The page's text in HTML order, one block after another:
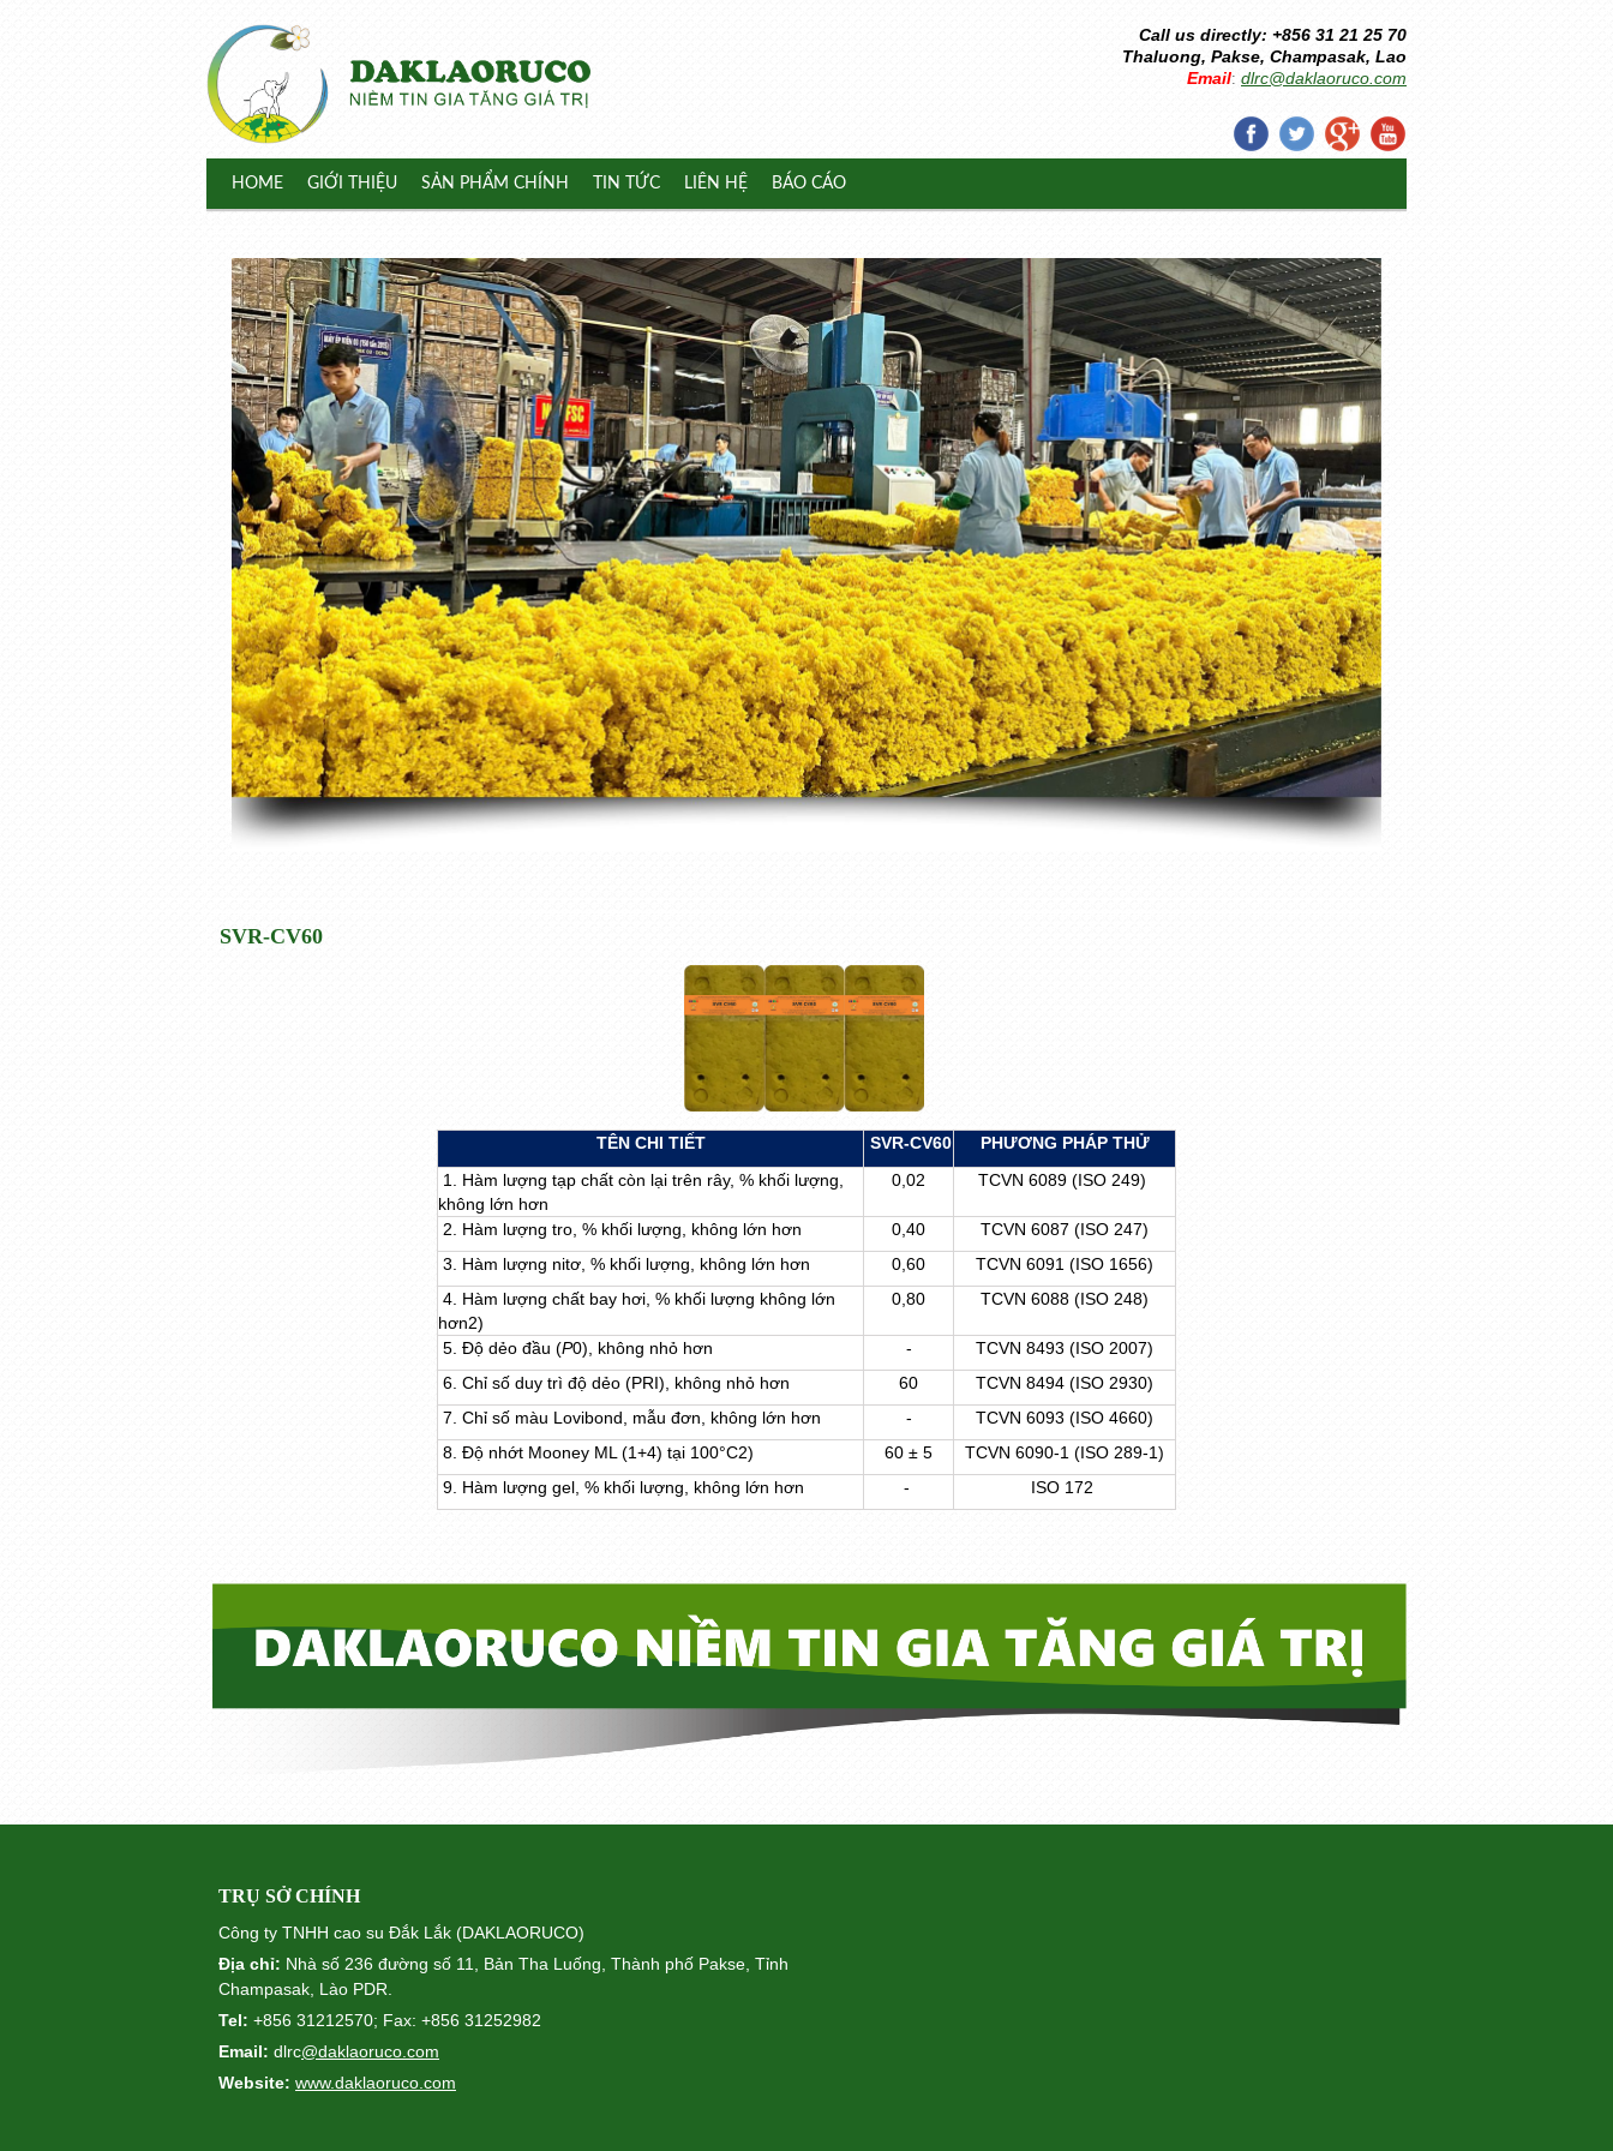
Call us directly: +856 31 21 25 70
Thaluong, Pakse, Champasak, Lao
Email: dlrc@daklaoruco.com
HOME GIỚI THIỆU SẢN PHẨM CHÍNH TIN TỨC LIÊN HỆ BÁO CÁO
SVR-CV60
TÊN CHI TIẾT SVR-CV60
PHƯƠNG PHÁP THỬ
1. Hàm lượng tạp chất còn lại trên rây, % khối lượng,
không lớn hơn
0,02 TCVN 6089 (ISO 249)
2. Hàm lượng tro, % khối lượng, không lớn hơn 0,40
TCVN 6087 (ISO 247)
3. Hàm lượng nitơ, % khối lượng, không lớn hơn
0,60
TCVN 6091 (ISO 1656)
4. Hàm lượng chất bay hơi, % khối lượng không lớn
hơn2)
0,80 TCVN 6088 (ISO 248)
5. Độ dẻo đầu (P0), không nhỏ hơn -
TCVN 8493 (ISO 2007)
6. Chỉ số duy trì độ dẻo (PRI), không nhỏ hơn
60
TCVN 8494 (ISO 2930)
7. Chỉ số màu Lovibond, mẫu đơn, không lớn hơn
-
TCVN 6093 (ISO 4660)
8. Độ nhớt Mooney ML (1+4) tại 100°C2) 60 ± 5
TCVN 6090-1 (ISO 289-1)
9. Hàm lượng gel, % khối lượng, không lớn hơn
- ISO 172
TRỤ SỞ CHÍNH
Công ty TNHH cao su Đắk Lắk (DAKLAORUCO)
Địa chỉ: Nhà số 236 đường số 11, Bản Tha Luống, Thành phố Pakse, Tỉnh
Champasak, Lào PDR.
Tel: +856 31212570; Fax: +856 31252982
Email: dlrc@daklaoruco.com
Website: www.daklaoruco.com